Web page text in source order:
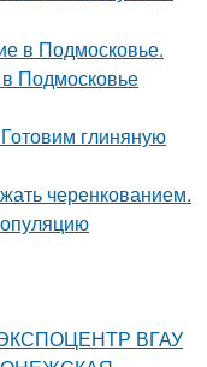
в Подмосковье.
Подмосковье
глиняную
черенкованием.
ЭКСПОЦЕНТР ВГАУ